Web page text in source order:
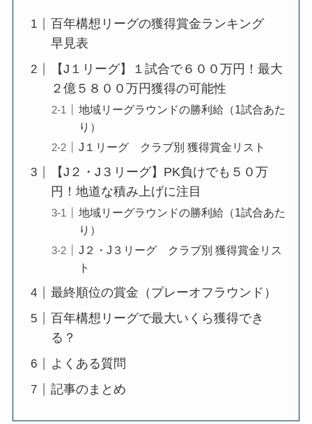
百年構想リーグの獲得賞金ランキング
早見表
【J１リーグ】１試合で６００万円！最大
２億５８００万円獲得の可能性
地域リーグラウンドの勝利給（1試合あた
り）
J１リーグ クラブ別 獲得賞金リスト
【J２・J３リーグ】PK負けでも５０万
円！地道な積み上げに注目
地域リーグラウンドの勝利給（1試合あた
り）
J２・J３リーグ クラブ別 獲得賞金リス
ト
最終順位の賞金（プレーオフラウンド）
百年構想リーグで最大いくら獲得でき
る？
よくある質問
記事のまとめ